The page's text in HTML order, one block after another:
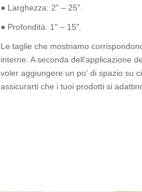
● Larghezza: 2" – 25".
● Profondità: 1" – 15".
Le taglie che mostriamo
interne. A seconda dell'applicazione
voler aggiungere un po' di spazio su
assicurarti che i tuoi prodotti si